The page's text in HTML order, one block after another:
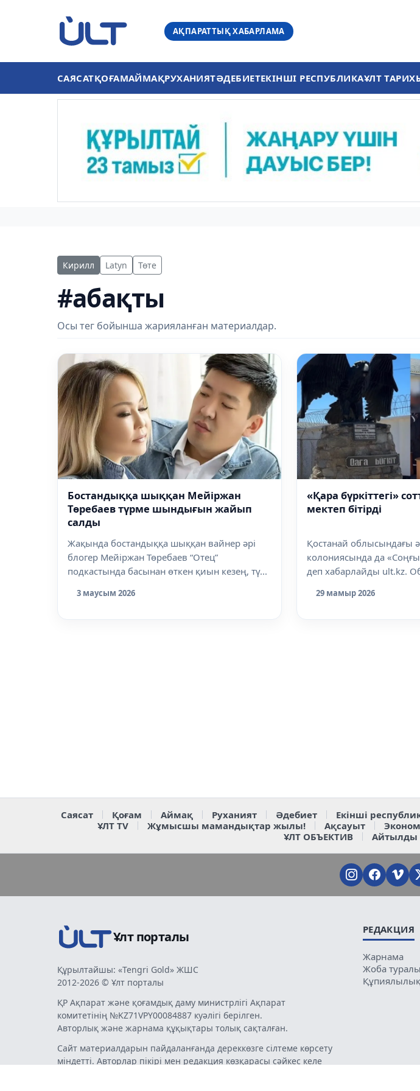
АҚПАРАТТЫҚ ХАБАРЛАМА
САЯСАТҚОҒАМАЙМАҚРУХАНИЯТӘДЕБИЕТЕКІНШІ РЕСПУБЛИКАҰЛТ
Кирилл Latyn Төте
#абақты
Осы тег бойынша жарияланған материалдар.
Бостандыққа шыққан Мейіржан
Төребаев түрме шындығын жайып
салды
Жақында бостандыққа шыққан вайнер әрі
блогер Мейіржан Төребаев “Отец”
подкастында басынан өткен қиын кезең, тү...
3 маусым 2026
«Қара бүркіттегі»
мектеп бітірді
Қостанай облысындағы
колониясында да
деп хабарлайды ult.kz.
29 мамыр 2026
Саясат Қоғам Аймақ Руханият Әдебиет Екінші
ҰЛТ TV
Жұмысшы мамандықтар жылы! Ақсауыт
ҰЛТ ОБЪЕКТИВ
Айтылды
Ұлт порталы
Құрылтайшы: «Tengri Gold» ЖШС
2012-2026 © Ұлт порталы
ҚР Ақпарат және қоғамдық даму министрлігі Ақпарат
комитетінің №KZ71VPY00084887 куәлігі берілген.
Авторлық және жарнама құқықтары толық сақталған.
Сайт материалдарын пайдаланғанда дереккөзге сілтеме көрсету
міндетті. Авторлар пікірі мен редакция көзқарасы сәйкес келе
РЕДАКЦИЯ
Жарнама
Жоба туралы
Құпиялылық